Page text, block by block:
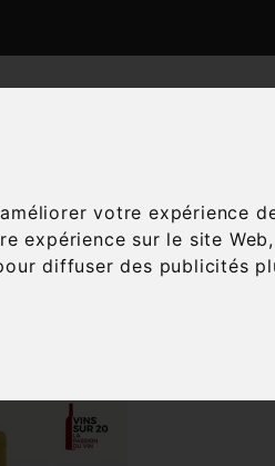
votre expérience
expérience sur le site Web,
diffuser des publicités
mets-vins Desserts